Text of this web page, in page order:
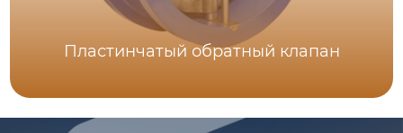
Пластинчатый обратный клапан